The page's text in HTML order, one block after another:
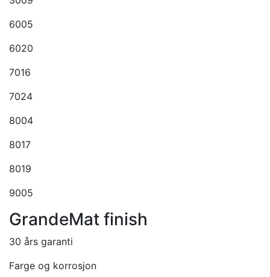
6005
6020
7016
7024
8004
8017
8019
9005
GrandeMat finish
30 års garanti
Farge og korrosjon